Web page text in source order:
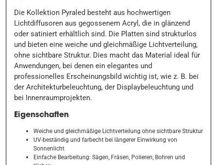
Die Kollektion Pyraled besteht aus hochwertigen
Lichtdiffusoren aus gegossenem Acryl, die in glänzend
oder satiniert erhältlich sind. Die Platten sind strukturlos
und bieten eine weiche und gleichmäßige Lichtverteilung,
ohne sichtbare Struktur. Dies macht das Material ideal für
Anwendungen, bei denen ein elegantes und
professionelles Erscheinungsbild wichtig ist, wie z. B. bei
der Architekturbeleuchtung, der Displaybeleuchtung und
bei Innenraumprojekten.
Eigenschaften
Weiche und gleichmäßige Lichtverteilung ohne sichtbare Struktur
UV-beständig und farbecht bei längerer Einwirkung von
Sonnenlicht
Einfache Bearbeitung: Sägen, Fräsen, Polieren, Bohren und